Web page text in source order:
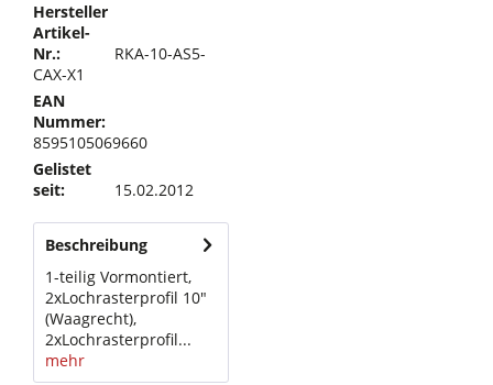
Hersteller
Artikel-
Nr.:
RKA-10-AS5-
CAX-X1
EAN
Nummer:
8595105069660
Gelistet
seit:
15.02.2012
Beschreibung
1-teilig Vormontiert,
2xLochrasterprofil 10"
(Waagrecht),
2xLochrasterprofil...
mehr